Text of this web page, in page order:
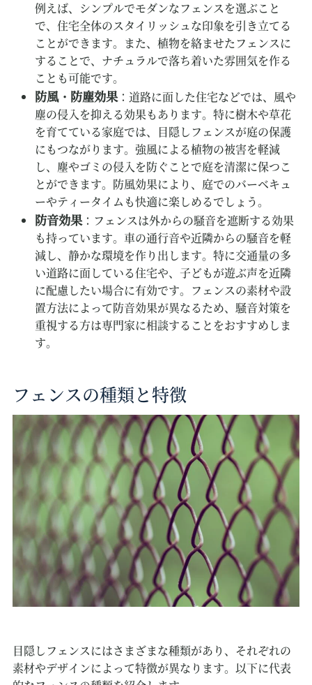
例えば、シンプルでモダンなフェンスを選ぶこと
で、住宅全体のスタイリッシュな印象を引き立てる
ことができます。また、植物を絡ませたフェンスに
することで、ナチュラルで落ち着いた雰囲気を作る
ことも可能です。
防風・防塵効果：道路に面した住宅などでは、風や
塵の侵入を抑える効果もあります。特に樹木や草花
を育てている家庭では、目隠しフェンスが庭の保護
にもつながります。強風による植物の被害を軽減
し、塵やゴミの侵入を防ぐことで庭を清潔に保つこ
とができます。防風効果により、庭でのバーベキュ
ーやティータイムも快適に楽しめるでしょう。
防音効果：フェンスは外からの騒音を遮断する効果
も持っています。車の通行音や近隣からの騒音を軽
減し、静かな環境を作り出します。特に交通量の多
い道路に面している住宅や、子どもが遊ぶ声を近隣
に配慮したい場合に有効です。フェンスの素材や設
置方法によって防音効果が異なるため、騒音対策を
重視する方は専門家に相談することをおすすめしま
す。
フェンスの種類と特徴
目隠しフェンスにはさまざまな種類があり、それぞれの
素材やデザインによって特徴が異なります。以下に代表